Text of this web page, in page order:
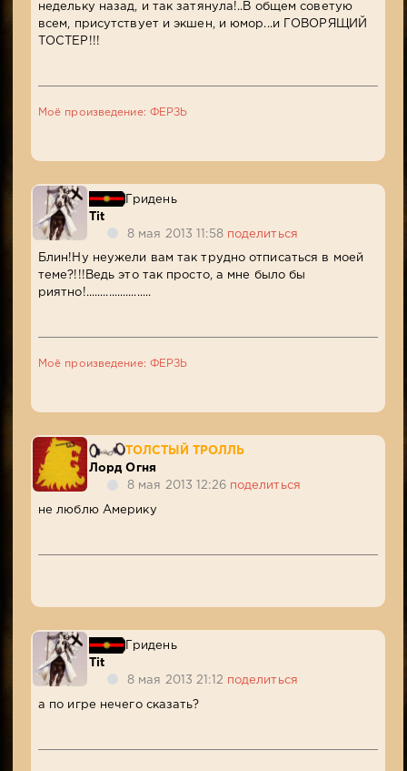
недельку назад, и так затянула!..В общем советую
всем, присутствует и экшен, и юмор...и ГОВОРЯЩИЙ
ТОСТЕР!!!
Моё произведение: ФЕРЗЬ
Гридень
Tit
8 мая 2013 11:58 поделиться
Блин!Ну неужели вам так трудно отписаться в моей
теме?!!!Ведь это так просто, а мне было бы
риятно!.......................
Моё произведение: ФЕРЗЬ
ТОЛСТЫЙ ТРОЛЛЬ
Лорд Огня
8 мая 2013 12:26 поделиться
не люблю Америку
Гридень
Tit
8 мая 2013 21:12 поделиться
а по игре нечего сказать?